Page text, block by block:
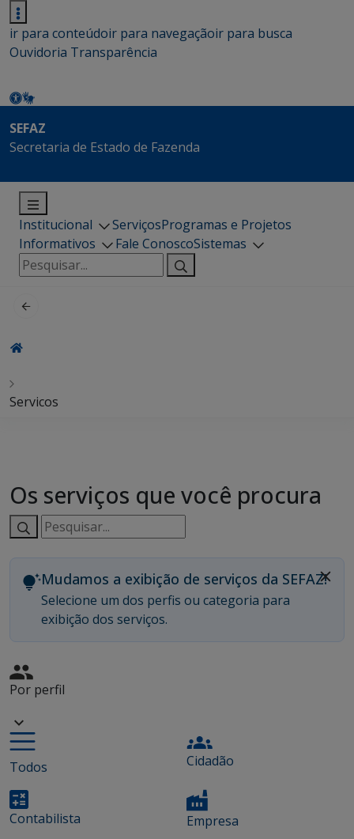
ir para conteúdoir para navegaçãoir para busca
Ouvidoria Transparência
SEFAZ
Secretaria de Estado de Fazenda
Institucional ServiçosProgramas e Projetos
Informativos
Fale ConoscoSistemas
Pesquisar
por:
Servicos
Os serviços que você procura
Pesquisar
serviços:
Mudamos a exibição de serviços da SEFAZ!
Selecione um dos perfis ou categoria para
exibição dos serviços.
Por perfil
Todos Cidadão
Contabilista Empresa